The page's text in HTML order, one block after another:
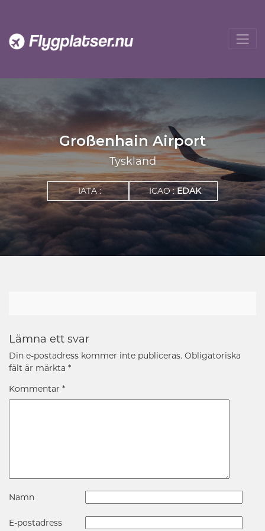
Großenhain Airport
Tyskland
IATA : ICAO :EDAK
Lämna ett svar
Din e-postadress kommer inte publiceras. Obligatoriska
fält är märkta *
Kommentar *
Namn
E-postadress